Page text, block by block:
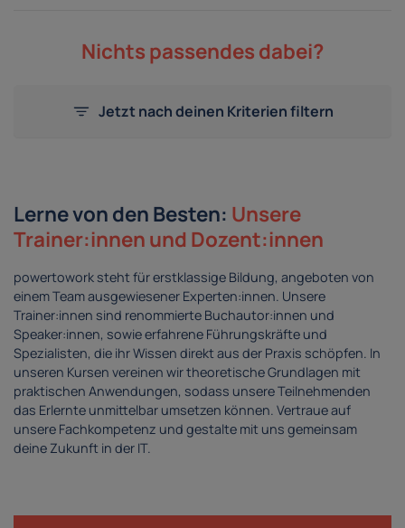
Nichts passendes dabei?
Jetzt nach deinen Kriterien filtern
Lerne von den Besten: Unsere
Trainer:innen und Dozent:innen
powertowork steht für erstklassige Bildung, angeboten von
einem Team ausgewiesener Experten:innen. Unsere
Trainer:innen sind renommierte Buchautor:innen und
Speaker:innen, sowie erfahrene Führungskräfte und
Spezialisten, die ihr Wissen direkt aus der Praxis schöpfen. In
unseren Kursen vereinen wir theoretische Grundlagen mit
praktischen Anwendungen, sodass unsere Teilnehmenden
das Erlernte unmittelbar umsetzen können. Vertraue auf
unsere Fachkompetenz und gestalte mit uns gemeinsam
deine Zukunft in der IT.